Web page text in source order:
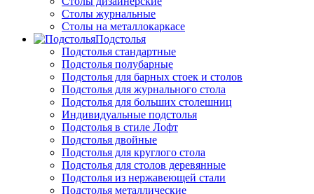
Столы журнальные
Столы на металлокаркасе
Подстолья
Подстолья стандартные
Подстолья полубарные
Подстолья для барных стоек и столов
Подстолья для журнального стола
Подстолья для больших столешниц
Индивидуальные подстолья
Подстолья в стиле Лофт
Подстолья двойные
Подстолья для круглого стола
Подстолья для столов деревянные
Подстолья из нержавеющей стали
Подстолья металлические